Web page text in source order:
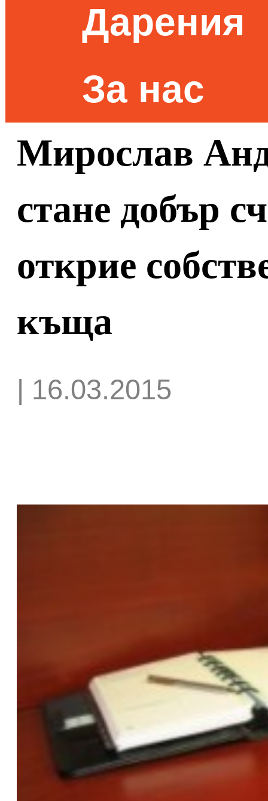
Дарения
За нас
Мирослав
стане добър
открие
къща
| 16.03.2015